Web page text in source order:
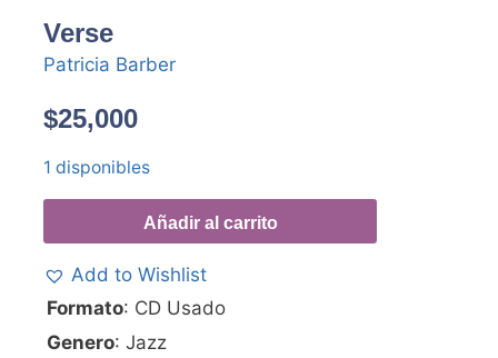
Verse
Patricia Barber
$25,000
1 disponibles
Añadir al carrito
Add to Wishlist
Formato: CD Usado
Genero: Jazz